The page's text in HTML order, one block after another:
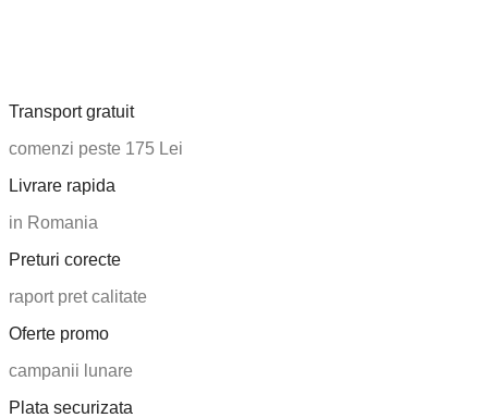
Transport gratuit
comenzi peste 175 Lei
Livrare rapida
in Romania
Preturi corecte
raport pret calitate
Oferte promo
campanii lunare
Plata securizata